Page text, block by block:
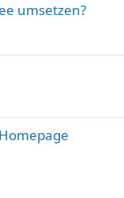
umsetzen?